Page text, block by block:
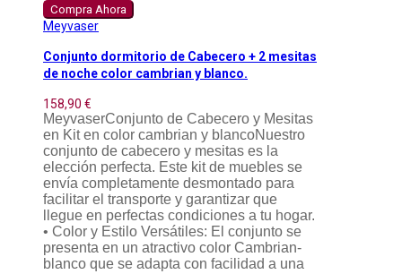
Compra Ahora
Meyvaser
Conjunto dormitorio de Cabecero + 2 mesitas
de noche color cambrian y blanco.
158,90 €
MeyvaserConjunto de Cabecero y Mesitas
en Kit en color cambrian y blancoNuestro
conjunto de cabecero y mesitas es la
elección perfecta. Este kit de muebles se
envía completamente desmontado para
facilitar el transporte y garantizar que
llegue en perfectas condiciones a tu hogar.
• Color y Estilo Versátiles: El conjunto se
presenta en un atractivo color Cambrian-
blanco que se adapta con facilidad a una